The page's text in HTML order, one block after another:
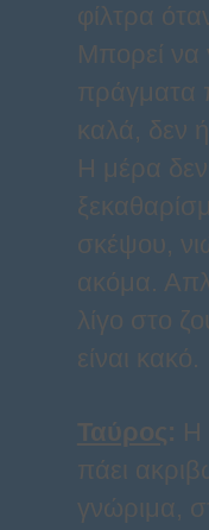
φίλτρα
Μπορεί να
πράγματα
καλά, δεν
Η μέρα
σκέψου,
ακόμα.
λίγο στο
είναι κακό.
Ταύρος: Η
πάει
γνώριμα,